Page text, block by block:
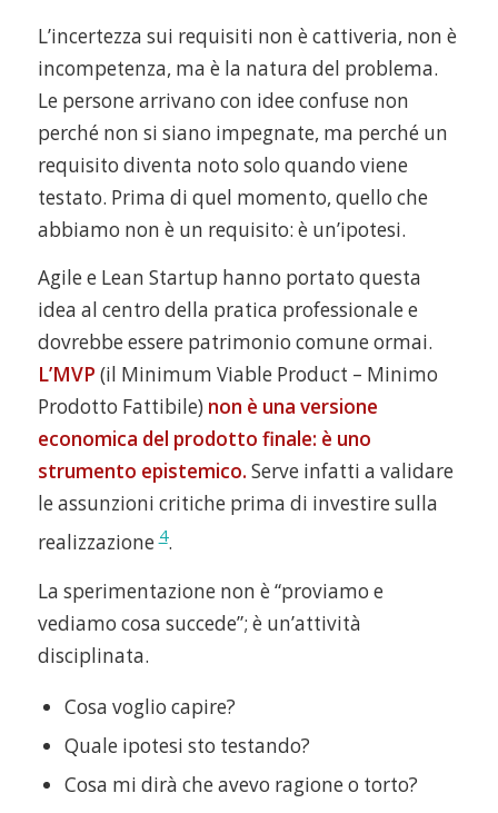
L’incertezza sui requisiti non è cattiveria, non è
incompetenza, ma è la natura del problema.
Le persone arrivano con idee confuse non
perché non si siano impegnate, ma perché un
requisito diventa noto solo quando viene
testato. Prima di quel momento, quello che
abbiamo non è un requisito: è un’ipotesi.
Agile e Lean Startup hanno portato questa
idea al centro della pratica professionale e
dovrebbe essere patrimonio comune ormai.
L’MVP (il Minimum Viable Product – Minimo
Prodotto Fattibile)non è una versione
economica del prodotto finale: è uno
strumento epistemico. Serve infatti a validare
le assunzioni critiche prima di investire sulla
realizzazione4.
La sperimentazione non è “proviamo e
vediamo cosa succede”; è un’attività
disciplinata.
Cosa voglio capire?
Quale ipotesi sto testando?
Cosa mi dirà che avevo ragione o torto?